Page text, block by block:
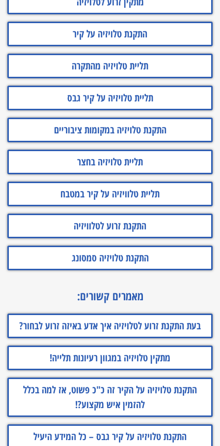
התקנת טלויזיה על קיר
תליית טלויזיה מהתקרה
תליית טלויזיה על קיר גבס
התקנת טלויזיה במקומות ציבוריים
תליית טלויזיה בחצר
תליית טלוויזיה על קיר במטבח
התקנת זרוע לטלוויזיה
התקנת טלויזיה סמסונג
מאמרים קשורים:
בעת התקנת זרוע לטלויזיה איך אדע באיזה זרוע לבחור?
מתקין טלויזיה במגוון רעיונות תלייה!
התקנת טלויזיה על הקיר זה כ"כ פשוט, אז למה בכלל
להזמין איש מקצוע?!
התקנת טלויזיה על קיר גבס – כל המידע היעיל